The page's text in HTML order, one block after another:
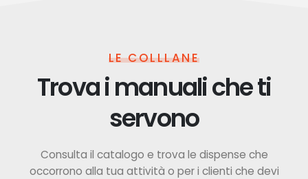
LE COLLLANE
Trova i manuali che ti
servono
Consulta il catalogo e trova le dispense che
occorrono alla tua attività o per i clienti che devi